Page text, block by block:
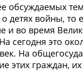
обсуждаемых
детях войны, то
и во время
сегодня это
На
этих граждан,